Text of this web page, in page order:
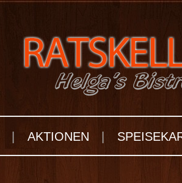
AKTIONEN